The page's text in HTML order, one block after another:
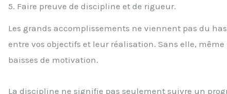
5. Faire preuve de discipline et de rigueur.
Les grands accomplissements ne viennent pas du
entre vos objectifs et leur réalisation. Sans elle,
baisses de motivation.
La discipline ne signifie pas seulement suivre un